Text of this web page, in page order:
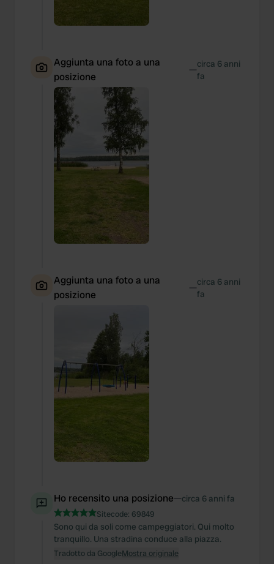
Aggiunta una foto a una
posizione
—circa 6 anni
fa
Aggiunta una foto a una
posizione
—circa 6 anni
fa
Ho recensito una posizione—circa 6 anni fa
Sitecode: 69849
Sono qui da soli come campeggiatori. Qui molto
tranquillo. Una stradina conduce alla piazza.
Tradotto da GoogleMostra originale